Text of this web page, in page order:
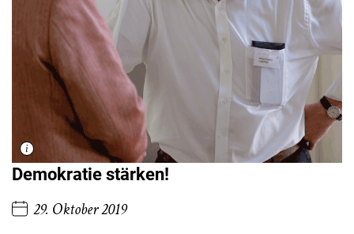
Demokratie stärken!
29. Oktober 2019